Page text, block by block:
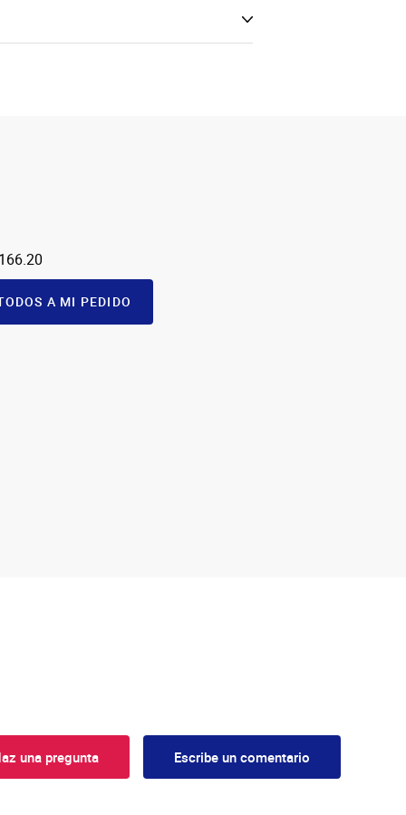
A MI PEDIDO
Escribe un comentario
una pregunta